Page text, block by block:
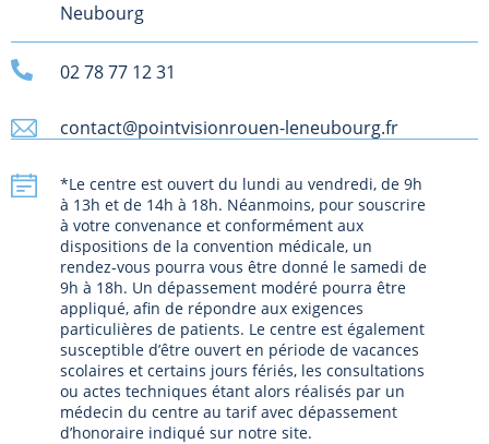
Neubourg
02 78 77 12 31
contact@pointvisionrouen-leneubourg.fr
*Le centre est ouvert du lundi au vendredi, de 9h
à 13h et de 14h à 18h. Néanmoins, pour souscrire
à votre convenance et conformément aux
dispositions de la convention médicale, un
rendez-vous pourra vous être donné le samedi de
9h à 18h. Un dépassement modéré pourra être
appliqué, afin de répondre aux exigences
particulières de patients. Le centre est également
susceptible d’être ouvert en période de vacances
scolaires et certains jours fériés, les consultations
ou actes techniques étant alors réalisés par un
médecin du centre au tarif avec dépassement
d’honoraire indiqué sur notre site.